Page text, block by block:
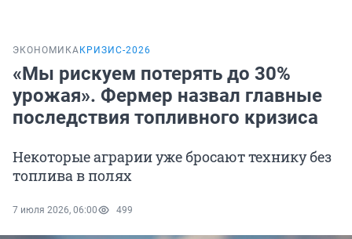
ЭКОНОМИКА КРИЗИС-2026
«Мы рискуем потерять до 30%
урожая». Фермер назвал главные
последствия топливного кризиса
Некоторые аграрии уже бросают технику без
топлива в полях
7 июля 2026, 06:00 499